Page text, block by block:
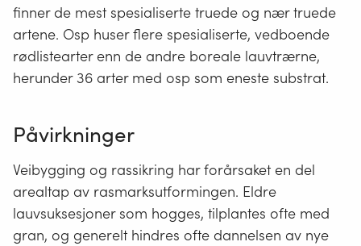
finner de mest spesialiserte truede og nær truede
artene. Osp huser flere spesialiserte, vedboende
rødlistearter enn de andre boreale lauvtrærne,
herunder 36 arter med osp som eneste substrat.
Påvirkninger
Veibygging og rassikring har forårsaket en del
arealtap av rasmarksutformingen. Eldre
lauvsuksesjoner som hogges, tilplantes ofte med
gran, og generelt hindres ofte dannelsen av nye